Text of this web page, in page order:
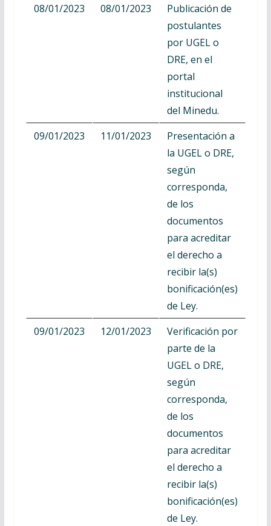
08/01/2023 08/01/2023
Publicación de
postulantes
por UGEL o
DRE, en el
portal
institucional
del Minedu.
09/01/2023
11/01/2023
Presentación a
la UGEL o DRE,
según
corresponda,
de los
documentos
para acreditar
el derecho a
recibir la(s)
bonificación(es)
de Ley.
09/01/2023
12/01/2023
Verificación por
parte de la
UGEL o DRE,
según
corresponda,
de los
documentos
para acreditar
el derecho a
recibir la(s)
bonificación(es)
de Ley.